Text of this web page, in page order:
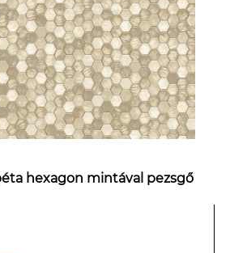
hexagon mintával pezsgő